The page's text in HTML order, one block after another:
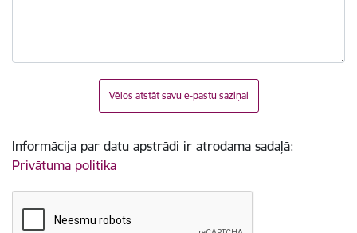
Vēlos atstāt savu e-pastu saziņai
Informācija par datu apstrādi ir atrodama sadaļā:
Privātuma politika